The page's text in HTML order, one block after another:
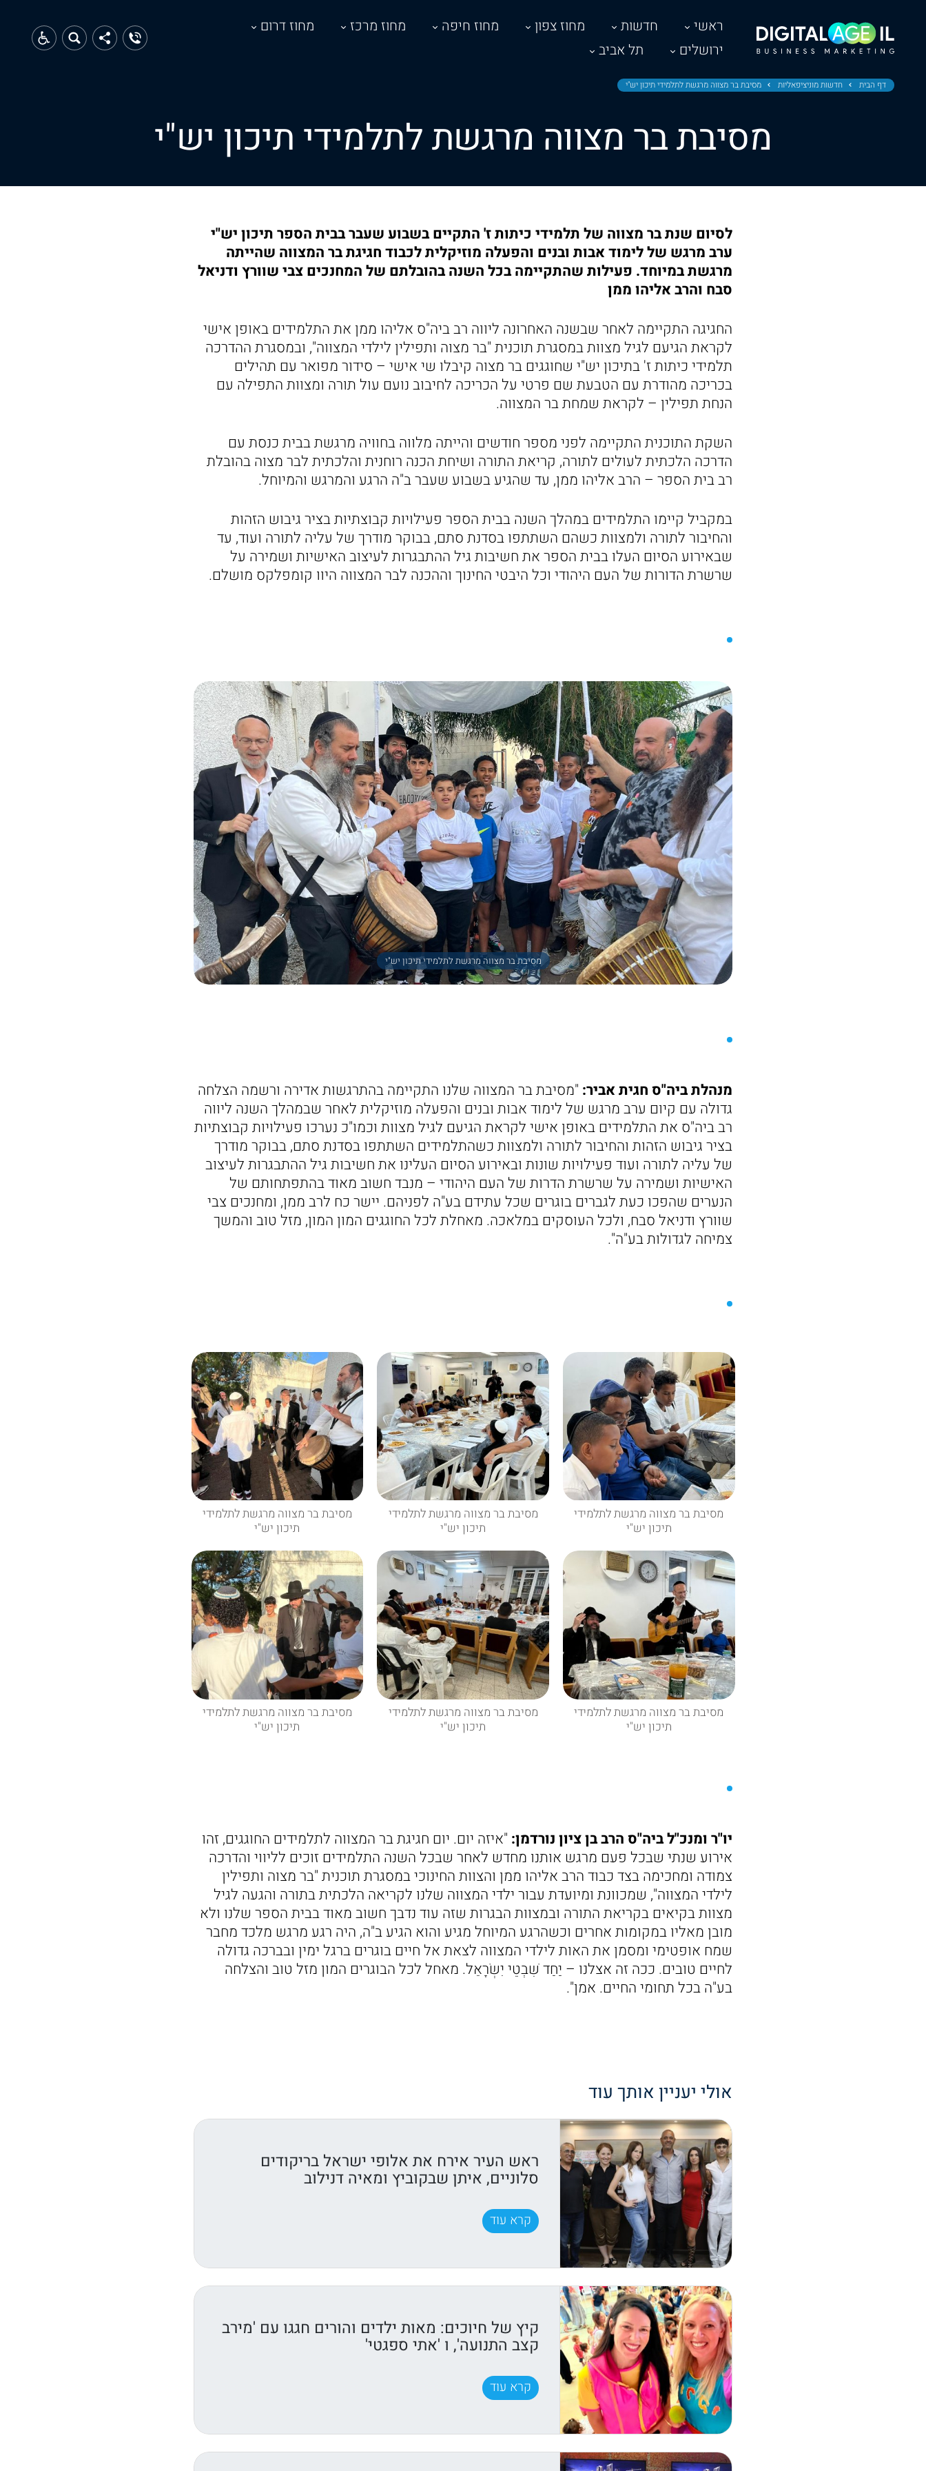
ראשי חדשות מחוז צפון מחוז חיפה מחוז מרכז
מחוז דרום
ירושלים
תל אביב
דף הבית חדשות מוניציפאליות מסיבת בר מצווה מרגשת לתלמידי תיכון יש"י
מסיבת בר מצווה מרגשת לתלמידי תיכון יש"י
לסיום שנת בר מצווה של תלמידי כיתות ז' התקיים בשבוע שעבר בבית הספר תיכון יש"י
ערב מרגש של לימוד אבות ובנים והפעלה מוזיקלית לכבוד חגיגת בר המצווה שהייתה
מרגשת במיוחד. פעילות שהתקיימה בכל השנה בהובלתם של המחנכים צבי שוורץ ודניאל
סבח והרב אליהו ממן
החגיגה התקיימה לאחר שבשנה האחרונה ליווה רב ביה"ס אליהו ממן את התלמידים באופן אישי
לקראת הגיעם לגיל מצוות במסגרת תוכנית "בר מצוה ותפילין לילדי המצווה", ובמסגרת ההדרכה
תלמידי כיתות ז' בתיכון יש"י שחוגגים בר מצוה קיבלו שי אישי – סידור מפואר עם תהילים
בכריכה מהודרת עם הטבעת שם פרטי על הכריכה לחיבוב נועם עול תורה ומצוות התפילה עם
הנחת תפילין – לקראת שמחת בר המצווה.
השקת התוכנית התקיימה לפני מספר חודשים והייתה מלווה בחוויה מרגשת בבית כנסת עם
הדרכה הלכתית לעולים לתורה, קריאת התורה ושיחת הכנה רוחנית והלכתית לבר מצוה בהובלת
רב בית הספר – הרב אליהו ממן, עד שהגיע בשבוע שעבר ב"ה הרגע והמרגש והמיוחל.
במקביל קיימו התלמידים במהלך השנה בבית הספר פעילויות קבוצתיות בציר גיבוש הזהות
והחיבור לתורה ולמצוות כשהם השתתפו בסדנת סתם, בבוקר מודרך של עליה לתורה ועוד, עד
שבאירוע הסיום העלו בבית הספר את חשיבות גיל ההתבגרות לעיצוב האישיות ושמירה על
שרשרת הדורות של העם היהודי וכל היבטי החינוך וההכנה לבר המצווה היוו קומפלקס מושלם.
מסיבת בר מצווה מרגשת לתלמידי תיכון יש"י
מנהלת ביה"ס חגית אביר: "מסיבת בר המצווה שלנו התקיימה בהתרגשות אדירה ורשמה הצלחה
גדולה עם קיום ערב מרגש של לימוד אבות ובנים והפעלה מוזיקלית לאחר שבמהלך השנה ליווה
רב ביה"ס את התלמידים באופן אישי לקראת הגיעם לגיל מצוות וכמו"כ נערכו פעילויות קבוצתיות
בציר גיבוש הזהות והחיבור לתורה ולמצוות כשהתלמידים השתתפו בסדנת סתם, בבוקר מודרך
של עליה לתורה ועוד פעילויות שונות ובאירוע הסיום העלינו את חשיבות גיל ההתבגרות לעיצוב
האישיות ושמירה על שרשרת הדרות של העם היהודי – מנבד חשוב מאוד בהתפתחותם של
הנערים שהפכו כעת לגברים בוגרים שכל עתידם בע"ה לפניהם. יישר כח לרב ממן, ומחנכים צבי
שוורץ ודניאל סבח, ולכל העוסקים במלאכה. מאחלת לכל החוגגים המון המון, מזל טוב והמשך
צמיחה לגדולות בע"ה".
מסיבת בר מצווה מרגשת לתלמידי
תיכון יש"י
מסיבת בר מצווה מרגשת לתלמידי
תיכון יש"י
מסיבת בר מצווה מרגשת לתלמידי
תיכון יש"י
מסיבת בר מצווה מרגשת לתלמידי
תיכון יש"י
מסיבת בר מצווה מרגשת לתלמידי
תיכון יש"י
מסיבת בר מצווה מרגשת לתלמידי
תיכון יש"י
יו"ר ומנכ"ל ביה"ס הרב בן ציון נורדמן: "איזה יום. יום חגיגת בר המצווה לתלמידים החוגגים, זהו
אירוע שנתי שבכל פעם מרגש אותנו מחדש לאחר שבכל השנה התלמידים זוכים לליווי והדרכה
צמודה ומחכימה בצד כבוד הרב אליהו ממן והצוות החינוכי במסגרת תוכנית "בר מצוה ותפילין
לילדי המצווה", שמכוונת ומיועדת עבור ילדי המצווה שלנו לקריאה הלכתית בתורה והגעה לגיל
מצוות בקיאים בקריאת התורה ובמצוות הבגרות שזה עוד נדבך חשוב מאוד בבית הספר שלנו ולא
מובן מאליו במקומות אחרים וכשהרגע המיוחל מגיע והוא הגיע ב"ה, היה רגע מרגש מלכד מחבר
שמח אופטימי ומסמן את האות לילדי המצווה לצאת אל חיים בוגרים ברגל ימין ובברכה גדולה
לחיים טובים. ככה זה אצלנו – יַחַד שִׁבְטֵי יִשְׂרָאֵל. מאחל לכל הבוגרים המון מזל טוב והצלחה
בע"ה בכל תחומי החיים. אמן".
אולי יעניין אותך עוד
ראש העיר אירח את אלופי ישראל בריקודים
סלוניים, איתן שבקוביץ ומאיה דנילוב
קרא עוד
קיץ של חיוכים: מאות ילדים והורים חגגו עם 'מירב
קצב התנועה', ו 'אתי ספגטי'
קרא עוד